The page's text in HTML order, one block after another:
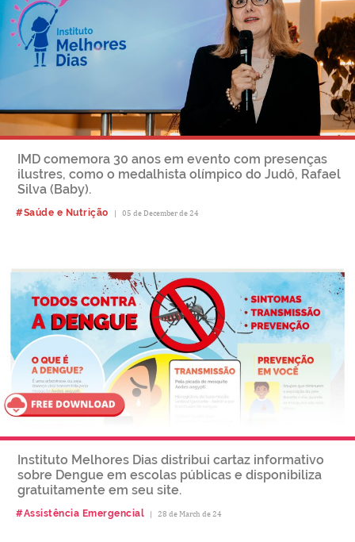
IMD comemora 30 anos em evento com presenças
ilustres, como o medalhista olímpico do Judô, Rafael
Silva (Baby).
#Saúde e Nutrição | 05 de December de 24
Instituto Melhores Dias distribui cartaz informativo
sobre Dengue em escolas públicas e disponibiliza
gratuitamente em seu site.
#Assistência Emergencial | 28 de March de 24